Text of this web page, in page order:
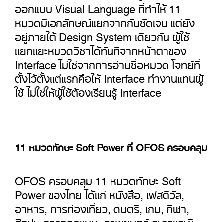
ออกแบบ Visual Language ที่ทำให้ 11
หมวดมีเอกลักษณ์แยกจากกันชัดเจน แต่ยัง
อยู่ภายใต้ Design System เดียวกัน ผู้ใช้
แยกแยะหมวดวิชาได้ทันทีจากหน้าตาของ
Interface ไม่ใช่จากการอ่านชื่อหมวด โจทย์ที่
ตั้งไว้ตั้งแต่แรกคือให้ Interface ทำงานแทนผู้
ใช้ ไม่ใช่ให้ผู้ใช้ต้องเรียนรู้ Interface
11 หมวดทักษะ Soft Power ที่ OFOS ครอบคลุม
OFOS ครอบคลุม 11 หมวดทักษะSoft
Powerของไทย ได้แก่ หนังสือ เฟสติวัล
อาหาร การท่องเที่ยว ดนตรี,เกม กีฬา